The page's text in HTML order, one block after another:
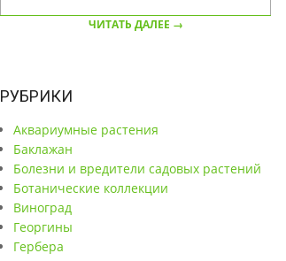
ЧИТАТЬ ДАЛЕЕ →
РУБРИКИ
Аквариумные растения
Баклажан
Болезни и вредители садовых растений
Ботанические коллекции
Виноград
Георгины
Гербера